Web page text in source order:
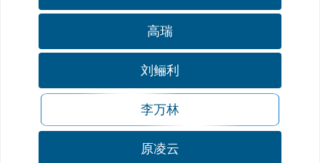
高瑞
刘鲡利
李万林
原凌云